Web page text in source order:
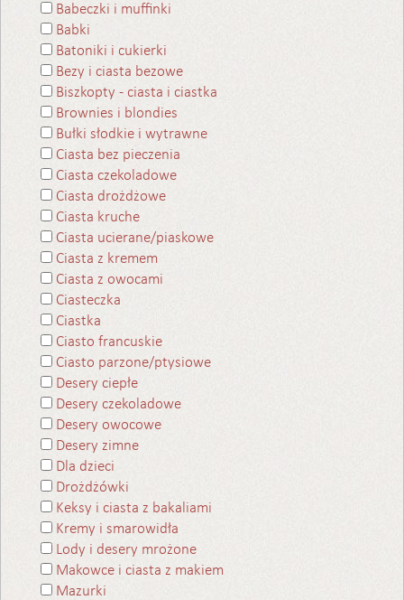
Babeczki i muffinki
Babki
Batoniki i cukierki
Bezy i ciasta bezowe
Biszkopty - ciasta i ciastka
Brownies i blondies
Bułki słodkie i wytrawne
Ciasta bez pieczenia
Ciasta czekoladowe
Ciasta drożdżowe
Ciasta kruche
Ciasta ucierane/piaskowe
Ciasta z kremem
Ciasta z owocami
Ciasteczka
Ciastka
Ciasto francuskie
Ciasto parzone/ptysiowe
Desery ciepłe
Desery czekoladowe
Desery owocowe
Desery zimne
Dla dzieci
Drożdżówki
Keksy i ciasta z bakaliami
Kremy i smarowidła
Lody i desery mrożone
Makowce i ciasta z makiem
Mazurki